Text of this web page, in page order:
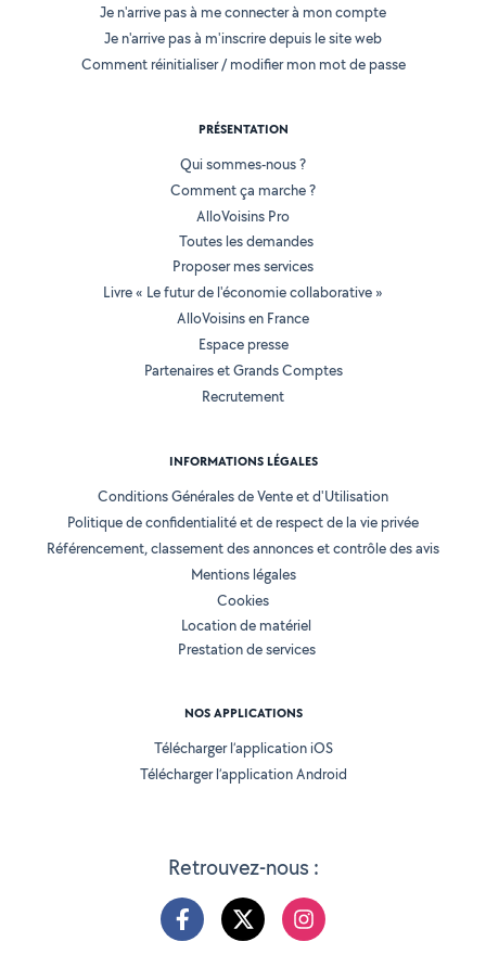
Retrouvez-nous :
Je n'arrive pas à me connecter à mon compte
Je n'arrive pas à m'inscrire depuis le site web
Comment réinitialiser / modifier mon mot de passe
PRÉSENTATION
Qui sommes-nous ?
Comment ça marche ?
AlloVoisins Pro
Toutes les demandes
Proposer mes services
Livre « Le futur de l'économie collaborative »
AlloVoisins en France
Espace presse
Partenaires et Grands Comptes
Recrutement
INFORMATIONS LÉGALES
Conditions Générales de Vente et d'Utilisation
Politique de confidentialité et de respect de la vie privée
Référencement, classement des annonces et contrôle des avis
Mentions légales
Cookies
Location de matériel
Prestation de services
NOS APPLICATIONS
Télécharger l’application iOS
Télécharger l’application Android